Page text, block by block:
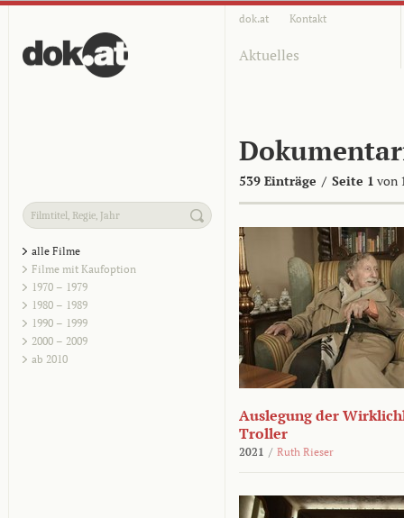
dok.at Kontakt
Aktuelles
539 Einträge / Seite 1 von
alle Filme
Filme mit Kaufoption
1970 – 1979
1980 – 1989
1990 – 1999
2000 – 2009
ab 2010
Auslegung der
Troller
2021 / Ruth Rieser